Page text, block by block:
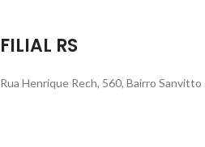
FILIAL RS
Rua Henrique Rech, 560, Bairro Sanvitto